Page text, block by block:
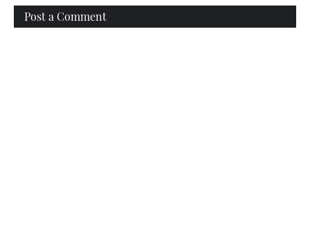
Post a Comment